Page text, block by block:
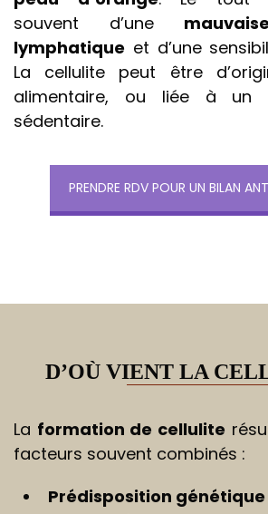
souvent d’une
lymphatique et d’une
La cellulite peut être
alimentaire, ou liée à un
sédentaire.
PRENDRE RDV POUR UN BILAN
D’OÙ VIENT LA
La formation de cellulite
facteurs souvent combinés :
Prédisposition génétique